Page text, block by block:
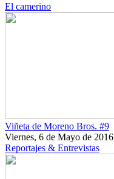
El camerino
Viñeta de Moreno Bros. #9
Viernes, 6 de Mayo de 2016
Reportajes & Entrevistas